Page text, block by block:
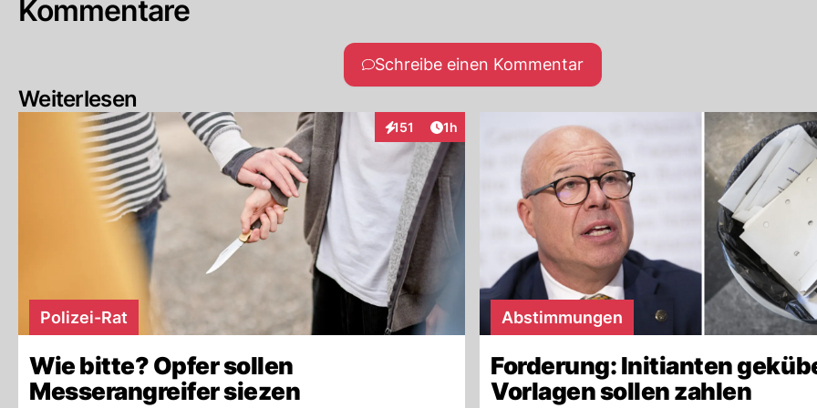
Kommentare
Schreibe einen Kommentar
Weiterlesen
151
InteraktionenArtikel veröffentlicht:
1h
Polizei-Rat
Wie bitte? Opfer sollen
Messerangreifer siezen
Abstimmungen
Forderung: Initianten
Vorlagen sollen zahlen